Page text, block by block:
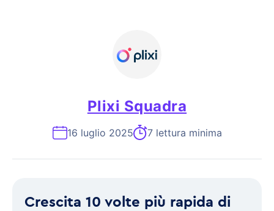
Plixi Squadra
16 luglio 2025 7 lettura minima
Crescita 10 volte più rapida di